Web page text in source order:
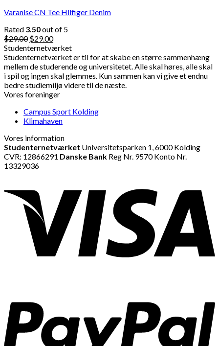
Varanise CN Tee Hilfiger Denim
Rated 3.50out of 5
$29.00 Original
price
was:
$29.00.
$29.00Current
price
is:
$29.00.
Studenternetværket
Studenternetværket er til for at skabe en større sammenhæng
mellem de studerende og universitetet. Alle skal høres, alle skal
i spil og ingen skal glemmes. Kun sammen kan vi give et endnu
bedre studiemiljø videre til de næste.
Vores foreninger
Campus Sport Kolding
Klimahaven
Vores information
Studenternetværket Universitetsparken 1, 6000 Kolding
CVR: 12866291 Danske Bank Reg Nr. 9570 Konto Nr.
13329036